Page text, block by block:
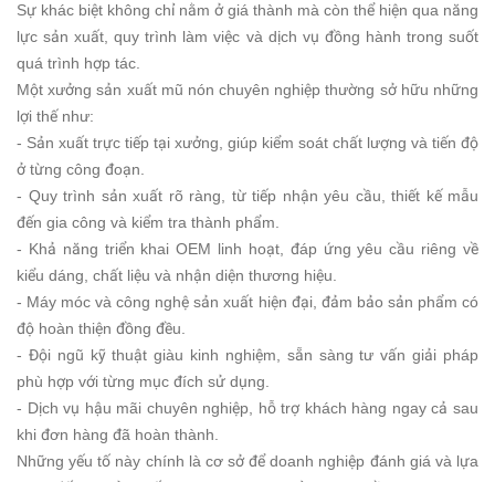
Sự khác biệt không chỉ nằm ở giá thành mà còn thể hiện qua năng
lực sản xuất, quy trình làm việc và dịch vụ đồng hành trong suốt
quá trình hợp tác.
Một xưởng sản xuất mũ nón chuyên nghiệp thường sở hữu những
lợi thế như:
- Sản xuất trực tiếp tại xưởng, giúp kiểm soát chất lượng và tiến độ
ở từng công đoạn.
- Quy trình sản xuất rõ ràng, từ tiếp nhận yêu cầu, thiết kế mẫu
đến gia công và kiểm tra thành phẩm.
- Khả năng triển khai OEM linh hoạt, đáp ứng yêu cầu riêng về
kiểu dáng, chất liệu và nhận diện thương hiệu.
- Máy móc và công nghệ sản xuất hiện đại, đảm bảo sản phẩm có
độ hoàn thiện đồng đều.
- Đội ngũ kỹ thuật giàu kinh nghiệm, sẵn sàng tư vấn giải pháp
phù hợp với từng mục đích sử dụng.
- Dịch vụ hậu mãi chuyên nghiệp, hỗ trợ khách hàng ngay cả sau
khi đơn hàng đã hoàn thành.
Những yếu tố này chính là cơ sở để doanh nghiệp đánh giá và lựa